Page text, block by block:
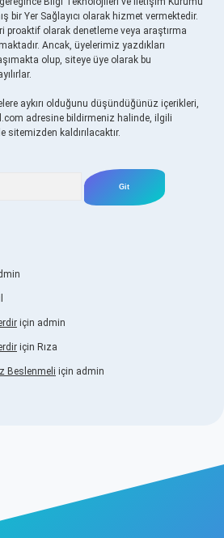
bir Yer Sağlayıcı olarak hizmet vermektedir.
proaktif olarak denetleme veya araştırma
Ancak, üyelerimiz yazdıkları
olup, siteye üye olarak bu
aykırı olduğunu düşündüğünüz içerikleri,
adresine bildirmeniz halinde, ilgili
kaldırılacaktır.
için admin
için Rıza
Beslenmeli için admin
elexbetgiris.org